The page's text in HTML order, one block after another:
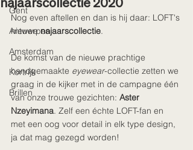
Gent
Antwerpen
Amsterdam
Kortrijk
Brillen
Nog even aftellen en dan is hij daar: LOFT's
nieuwe najaarscollectie.
De komst van de nieuwe prachtige
handgemaakte eyewear-collectie zetten we
graag in de kijker met in de campagne één
van onze trouwe gezichten: Aster
Nzeyimana. Zelf een échte LOFT-fan en
met een oog voor detail in elk type design,
ja dat mag gezegd worden!